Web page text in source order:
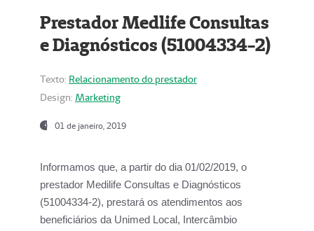
Prestador Medlife Consultas
e Diagnósticos (51004334-2)
Texto: Relacionamento do prestador
Design: Marketing
01 de janeiro, 2019
Informamos que, a partir do dia 01/02/2019, o
prestador Medilife Consultas e Diagnósticos
(51004334-2), prestará os atendimentos aos
beneficiários da Unimed Local, Intercâmbio